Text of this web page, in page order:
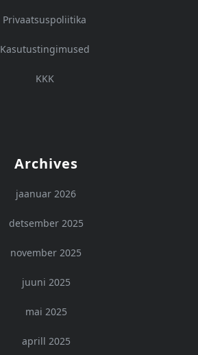
Privaatsuspoliitika
Kasutustingimused
KKK
Archives
jaanuar 2026
detsember 2025
november 2025
juuni 2025
mai 2025
aprill 2025